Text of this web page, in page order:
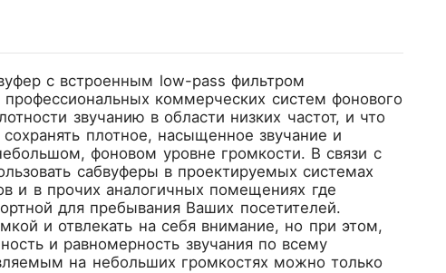
c встроенным low-pass фильтром
коммерческих систем фонового
звучанию в области низких частот, и что
плотное, насыщенное звучание и
фоновом уровне громкости. В связи с
сабвуферы в проектируемых системах
и в прочих аналогичных помещениях где
для пребывания Ваших посетителей.
и отвлекать на себя внимание, но при этом,
и равномерность звучания по всему
на небольших громкостях можно только